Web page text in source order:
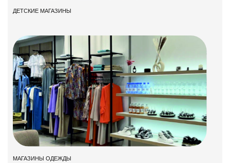
ДЕТСКИЕ МАГАЗИНЫ
МАГАЗИНЫ ОДЕЖДЫ